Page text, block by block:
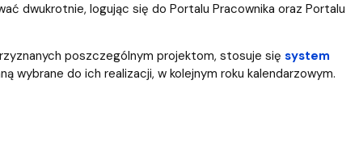
dwukrotnie, logując się do Portalu Pracownika oraz Portalu
poszczególnym projektom, stosuje się system
do ich realizacji, w kolejnym roku kalendarzowym.